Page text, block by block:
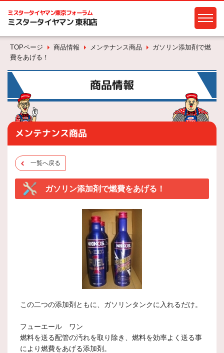
ミスタータイヤマン東京フォーラム
ミスタータイヤマン 東和店
TOPページ 商品情報 メンテナンス商品
ガソリン添加剤で燃
費をあげる！
商品情報
メンテナンス商品
一覧へ戻る
ガソリン添加剤で燃費をあげる！
この二つの添加剤ともに、ガソリンタンクに入れるだけ。
フューエール ワン
燃料を送る配管の汚れを取り除き、燃料を効率よく送る事
により燃費をあげる添加剤。